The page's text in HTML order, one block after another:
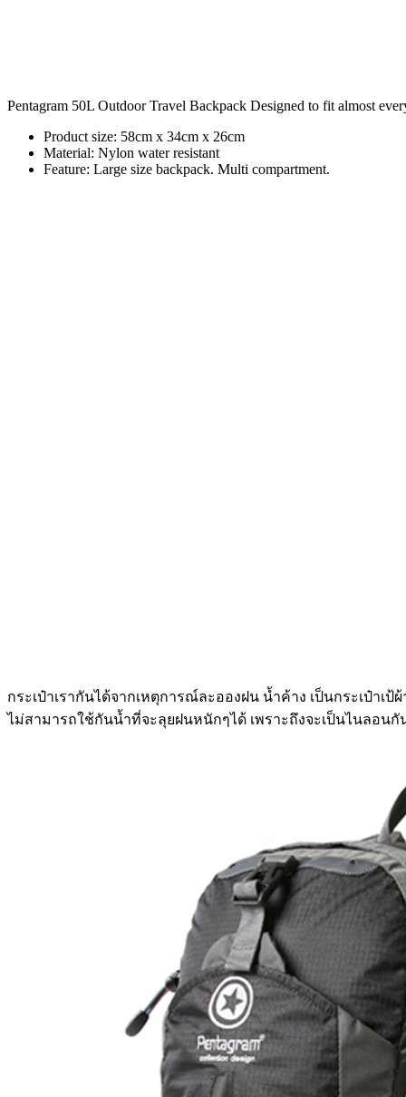
Pentagram 50L Outdoor Travel Backpack Designed to fit almost
Product size: 58cm x 34cm x 26cm
Material: Nylon water resistant
Feature: Large size backpack. Multi compartment.
กระเป๋าเรากันได้จากเหตุการณ์ละอองฝน น้ำค้าง เป็นกระเป๋าเ
ไม่สามารถใช้กันน้ำที่จะลุยฝนหนักๆได้ เพราะถึงจะเป็นไนลอ